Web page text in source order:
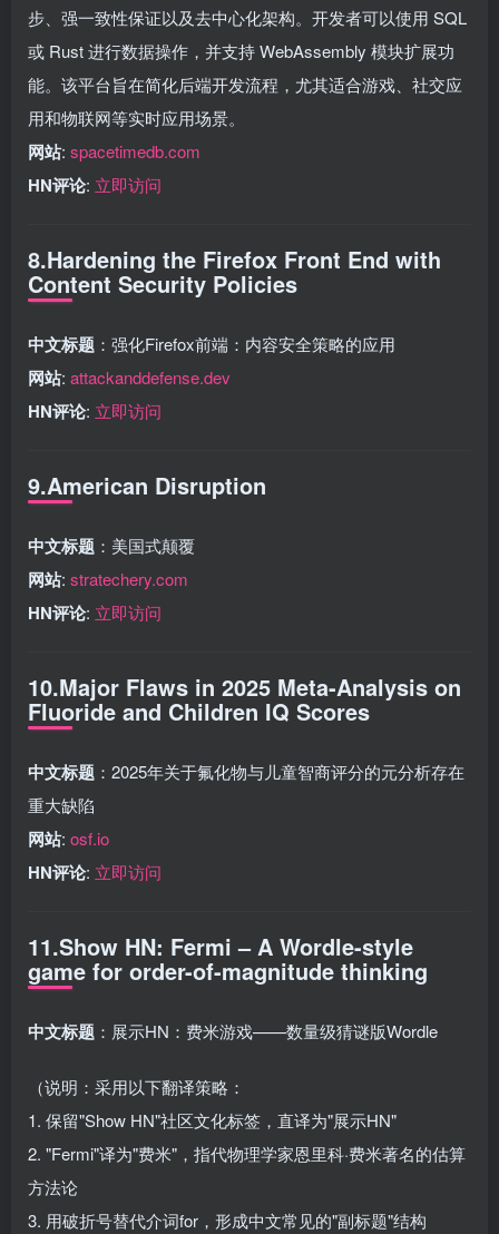
步、强一致性保证以及去中心化架构。开发者可以使用 SQL
或 Rust 进行数据操作，并支持 WebAssembly 模块扩展功
能。该平台旨在简化后端开发流程，尤其适合游戏、社交应
用和物联网等实时应用场景。
网站: spacetimedb.com
HN评论: 立即访问
8.Hardening the Firefox Front End with
Content Security Policies
中文标题 ：强化Firefox前端：内容安全策略的应用
网站: attackanddefense.dev
HN评论: 立即访问
9.American Disruption
中文标题 ：美国式颠覆
网站: stratechery.com
HN评论: 立即访问
10.Major Flaws in 2025 Meta-Analysis on
Fluoride and Children IQ Scores
中文标题 ：2025年关于氟化物与儿童智商评分的元分析存在
重大缺陷
网站: osf.io
HN评论: 立即访问
11.Show HN: Fermi – A Wordle-style
game for order-of-magnitude thinking
中文标题 ：展示HN：费米游戏——数量级猜谜版Wordle
（说明：采用以下翻译策略：
1. 保留"Show HN"社区文化标签，直译为"展示HN"
2. "Fermi"译为"费米"，指代物理学家恩里科·费米著名的估算
方法论
3. 用破折号替代介词for，形成中文常见的"副标题"结构